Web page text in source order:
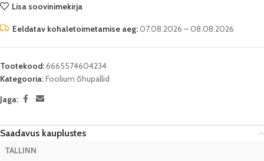
Lisa soovinimekirja
Eeldatav kohaletoimetamise aeg:07.08.2026 – 08.08.2026
Tootekood:6665574604234
Kategooria:Foolium õhupallid
Jaga:
Saadavus kauplustes
TALLINN